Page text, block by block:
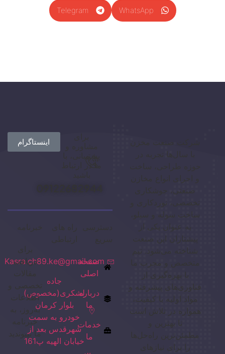
WhatsApp
Telegram
با سال‌ها تجربه در
صنعتی، جوشکاری
تخصصی، نوردکاری و
ساخت سوله و سیلو،
به عنوان یکی از
پیشتازان این صنعت
شناخته می‌شود. تیم
متخصص و مجرب ما
با بهره‌گیری از
فناوری‌های پیشرفته و
مواد اولیه با کیفیت،
همواره در تلاش است
تا بهترین و
مطمئن‌ترین راه‌حل‌ها
را برای نیازهای
اینستاگرام
صفحه
اصلی
درباره
ما
خدمات
ما
Kasra.ch89.ke@gmail.com
جاده
لشکری(مخصوص)
بلوار کرمان
خودرو به سمت
شهرقدس بعد از
خیابان الهیه پ161
دریافت
مقالات
اطلاعات
به‌روز، به
خبرنامه
ما بپیوندید